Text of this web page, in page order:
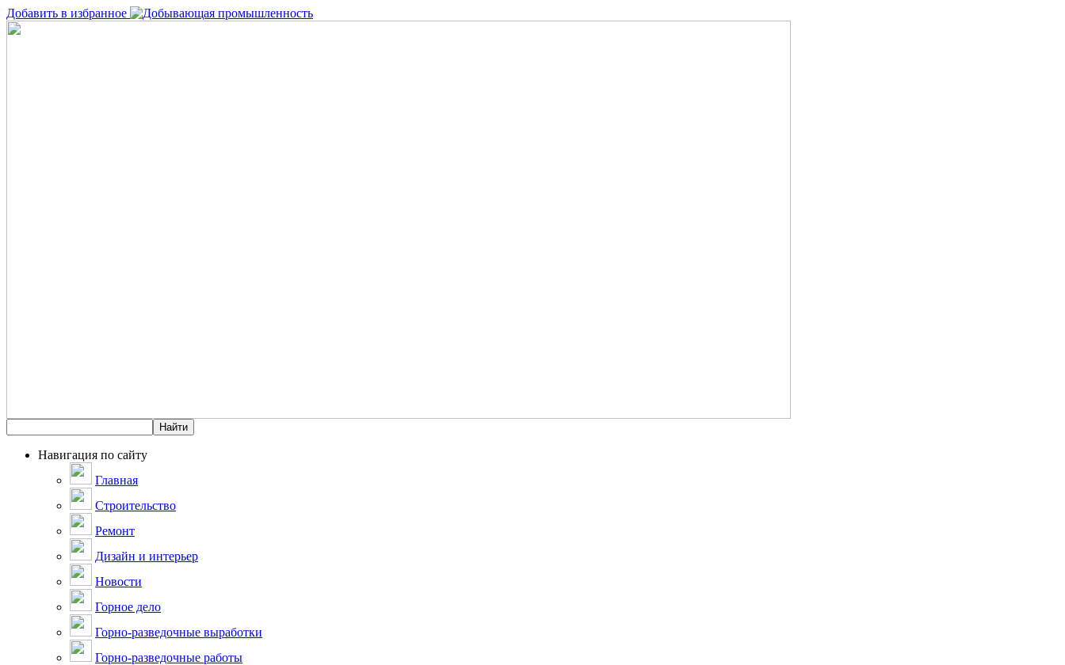
Добавить в избранное
Навигация по сайту
Главная
Строительство
Ремонт
Дизайн и интерьер
Новости
Горное дело
Горно-разведочные выработки
Горно-разведочные работы